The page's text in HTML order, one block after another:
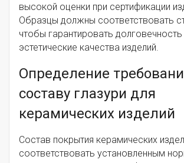
высокой оценки при сертификации
Образцы должны соответствовать
чтобы гарантировать долговечность
эстетические качества изделий.
Определение
составу глазури для
керамических изделий
Состав покрытия керамических
соответствовать установленным